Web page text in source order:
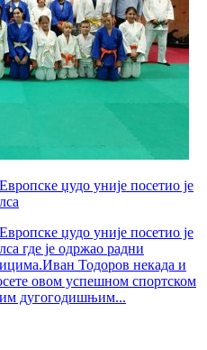
џудо уније посетио је
џудо уније посетио је
где је одржао радни
Тодоров некада и
овом успешном спортском
дугогодишњим...